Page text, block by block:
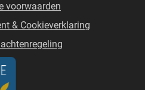
voorwaarden
& Cookieverklaring